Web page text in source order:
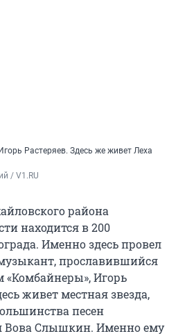
Растеряев. Здесь же живет Леха
/ V1.RU
района
находится в 200
Именно здесь провел
прославившийся
«Комбайнеры», Игорь
живет местная звезда,
песен
Вова Слышкин. Именно ему